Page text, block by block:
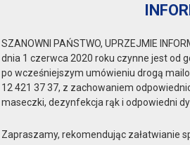
SZANOWNI PAŃSTWO, UPRZEJMIE
dnia 1 czerwca 2020 roku czynne jest od
po wcześniejszym umówieniu drogą
12 421 37 37, z zachowaniem
maseczki, dezynfekcja rąk i odpowiedni
Zapraszamy, rekomendując załatwianie